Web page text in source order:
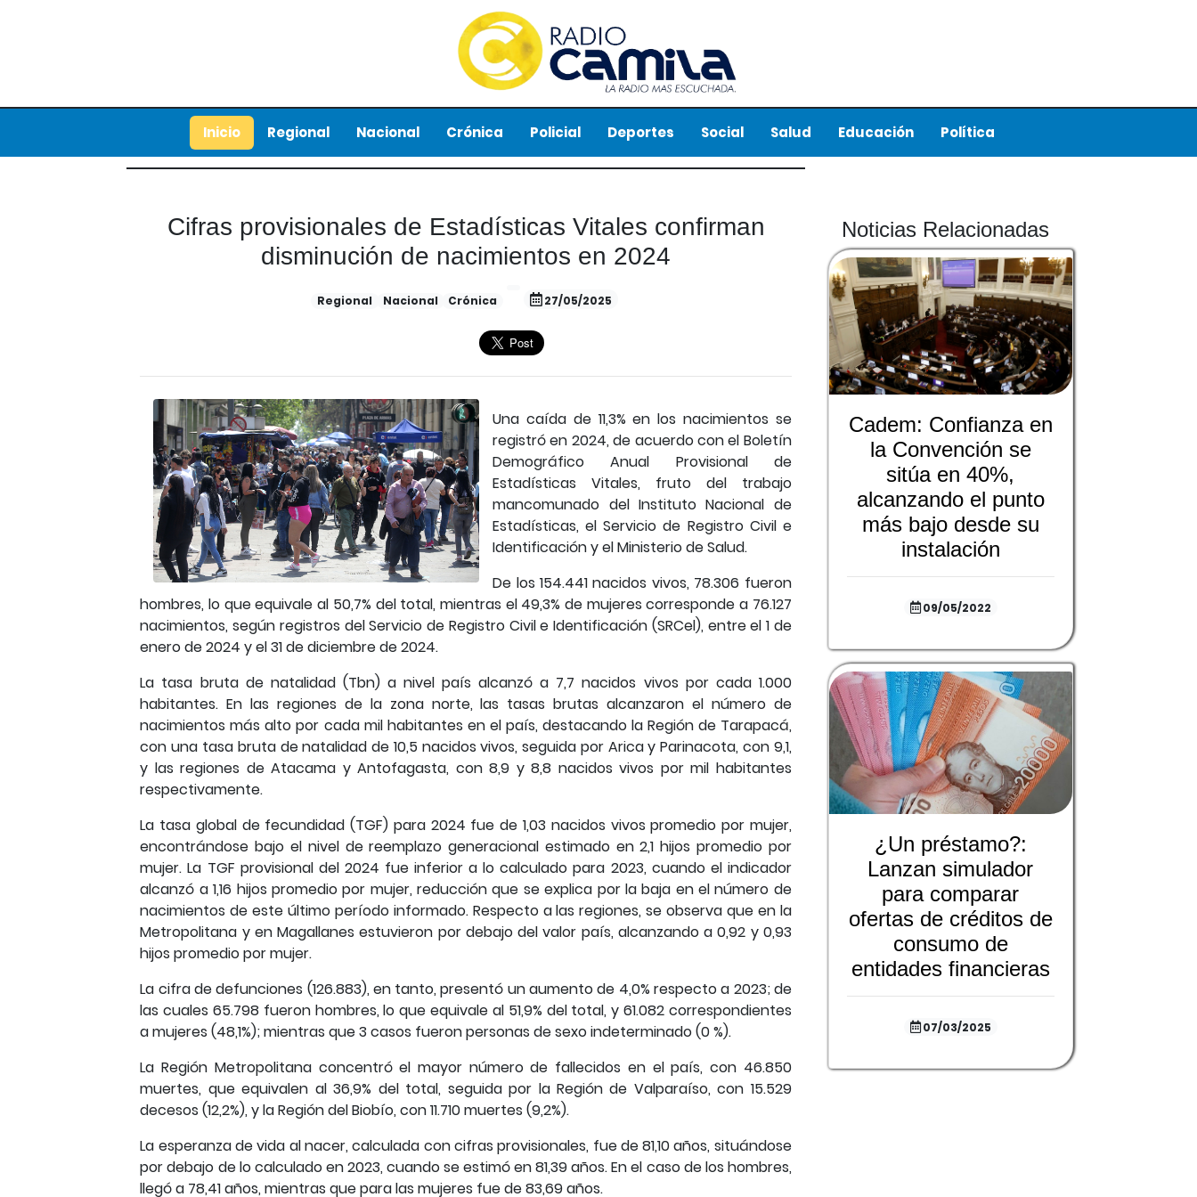
Inicio Regional Nacional Crónica Policial Deportes Social Salud Educación Política
Cifras provisionales de Estadísticas Vitales confirman
disminución de nacimientos en 2024
Regional Nacional Crónica 27/05/2025
Una caída de 11,3% en los nacimientos se
registró en 2024, de acuerdo con el Boletín
Demográfico Anual Provisional de
Estadísticas Vitales, fruto del trabajo
mancomunado del Instituto Nacional de
Estadísticas, el Servicio de Registro Civil e
Identificación y el Ministerio de Salud.
De los 154.441 nacidos vivos, 78.306 fueron
hombres, lo que equivale al 50,7% del total, mientras el 49,3% de mujeres corresponde a 76.127
nacimientos, según registros del Servicio de Registro Civil e Identificación (SRCel), entre el 1 de
enero de 2024 y el 31 de diciembre de 2024.
La tasa bruta de natalidad (Tbn) a nivel país alcanzó a 7,7 nacidos vivos por cada 1.000
habitantes. En las regiones de la zona norte, las tasas brutas alcanzaron el número de
nacimientos más alto por cada mil habitantes en el país, destacando la Región de Tarapacá,
con una tasa bruta de natalidad de 10,5 nacidos vivos, seguida por Arica y Parinacota, con 9,1,
y las regiones de Atacama y Antofagasta, con 8,9 y 8,8 nacidos vivos por mil habitantes
respectivamente.
La tasa global de fecundidad (TGF) para 2024 fue de 1,03 nacidos vivos promedio por mujer,
encontrándose bajo el nivel de reemplazo generacional estimado en 2,1 hijos promedio por
mujer. La TGF provisional del 2024 fue inferior a lo calculado para 2023, cuando el indicador
alcanzó a 1,16 hijos promedio por mujer, reducción que se explica por la baja en el número de
nacimientos de este último período informado. Respecto a las regiones, se observa que en la
Metropolitana y en Magallanes estuvieron por debajo del valor país, alcanzando a 0,92 y 0,93
hijos promedio por mujer.
La cifra de defunciones (126.883), en tanto, presentó un aumento de 4,0% respecto a 2023; de
las cuales 65.798 fueron hombres, lo que equivale al 51,9% del total, y 61.082 correspondientes
a mujeres (48,1%); mientras que 3 casos fueron personas de sexo indeterminado (0 %).
La Región Metropolitana concentró el mayor número de fallecidos en el país, con 46.850
muertes, que equivalen al 36,9% del total, seguida por la Región de Valparaíso, con 15.529
decesos (12,2%), y la Región del Biobío, con 11.710 muertes (9,2%).
La esperanza de vida al nacer, calculada con cifras provisionales, fue de 81,10 años, situándose
por debajo de lo calculado en 2023, cuando se estimó en 81,39 años. En el caso de los hombres,
llegó a 78,41 años, mientras que para las mujeres fue de 83,69 años.
Noticias Relacionadas
Cadem: Confianza en
la Convención se
sitúa en 40%,
alcanzando el punto
más bajo desde su
instalación
09/05/2022
¿Un préstamo?:
Lanzan simulador
para comparar
ofertas de créditos de
consumo de
entidades financieras
07/03/2025